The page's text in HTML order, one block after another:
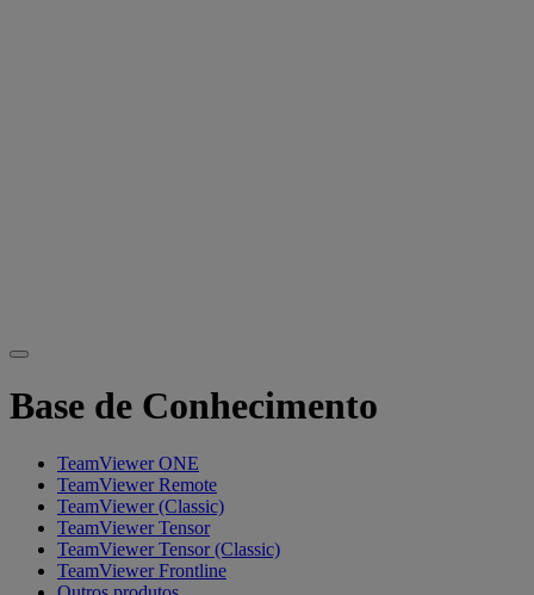
Base de Conhecimento
TeamViewer ONE
TeamViewer Remote
TeamViewer (Classic)
TeamViewer Tensor
TeamViewer Tensor (Classic)
TeamViewer Frontline